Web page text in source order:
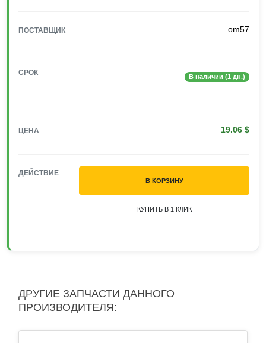
ПОСТАВЩИК om57
СРОК В наличии (1 дн.)
ЦЕНА 19.06 $
ДЕЙСТВИЕ
В КОРЗИНУ
КУПИТЬ В 1 КЛИК
ДРУГИЕ ЗАПЧАСТИ ДАННОГО
ПРОИЗВОДИТЕЛЯ: